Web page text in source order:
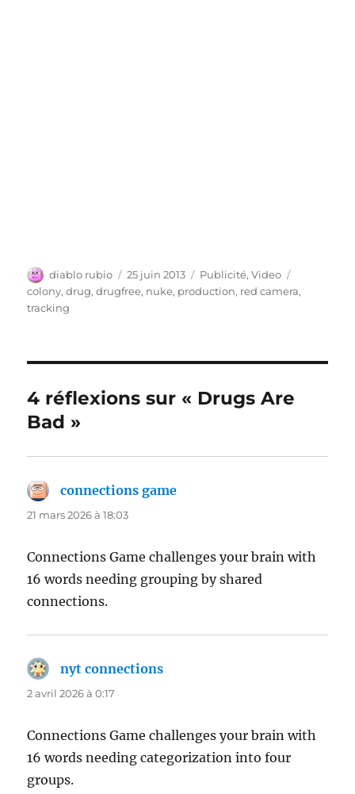
Auteur
diablo rubio
Publié
le
25 juin 2013 Catégories
Publicité,Video
colony,drug,drugfree, nuke, production, red camera,
tracking
4 réflexions sur « Drugs Are
Bad »
connections game
21 mars 2026 à 18:03
Connections Game challenges your brain with
16 words needing grouping by shared
connections.
nyt connections
2 avril 2026 à 0:17
Connections Game challenges your brain with
16 words needing categorization into four
groups.